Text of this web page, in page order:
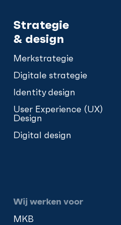
Strategie
& design
Merkstrategie
Digitale strategie
Identity design
User Experience (UX)
Design
Digital design
Wij werken voor
MKB